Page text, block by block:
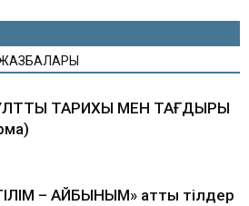
ТАРИХЫ МЕН ТАҒДЫРЫ
– АЙБЫНЫМ» атты тілдер